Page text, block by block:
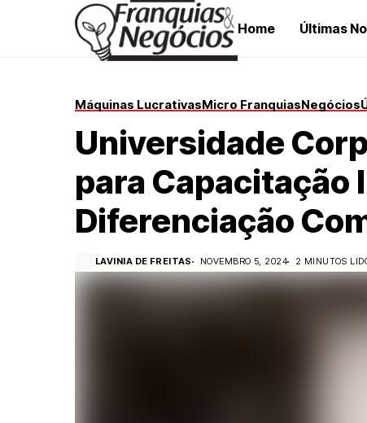
Home Últimas
Máquinas LucrativasMicro FranquiasNegócios
Universidade
para Capacitação
Diferenciação
LAVINIA DE FREITAS NOVEMBRO 5, 2024 2 MINUTOS